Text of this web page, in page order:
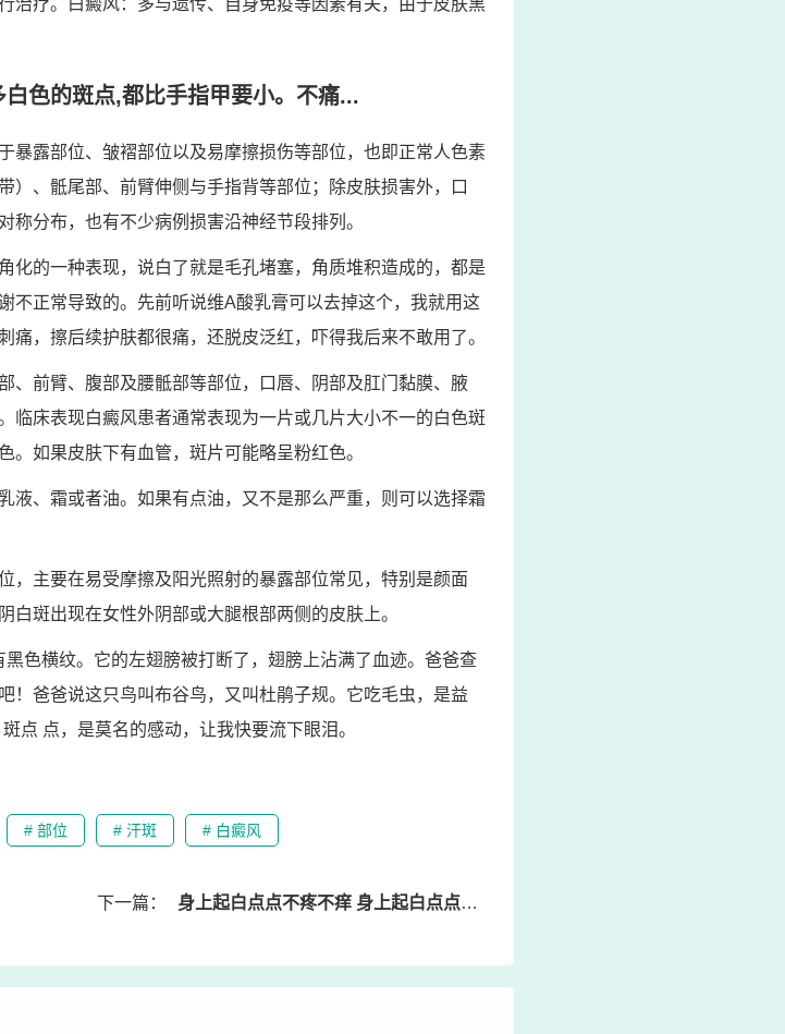
治疗。白癜风：多与遗传、自身免疫等因素有关，由于皮肤黑
色的斑点,都比手指甲要小。不痛...
暴露部位、皱褶部位以及易摩擦损伤等部位，也即正常人色素
）、骶尾部、前臂伸侧与手指背等部位；除皮肤损害外，口
分布，也有不少病例损害沿神经节段排列。
化的一种表现，说白了就是毛孔堵塞，角质堆积造成的，都是
不正常导致的。先前听说维A酸乳膏可以去掉这个，我就用这
，擦后续护肤都很痛，还脱皮泛红，吓得我后来不敢用了。
、前臂、腹部及腰骶部等部位，口唇、阴部及肛门黏膜、腋
临床表现白癜风患者通常表现为一片或几片大小不一的白色斑
如果皮肤下有血管，斑片可能略呈粉红色。
液、霜或者油。如果有点油，又不是那么严重，则可以选择霜
，主要在易受摩擦及阳光照射的暴露部位常见，特别是颜面
斑出现在女性外阴部或大腿根部两侧的皮肤上。
色横纹。它的左翅膀被打断了，翅膀上沾满了血迹。爸爸查
！爸爸说这只鸟叫布谷鸟，又叫杜鹃子规。它吃毛虫，是益
点 点，是莫名的感动，让我快要流下眼泪。
# 部位 # 汗斑 # 白癜风
下一篇： 身上起白点点不疼不痒 身上起白点点不疼不痒是什么病